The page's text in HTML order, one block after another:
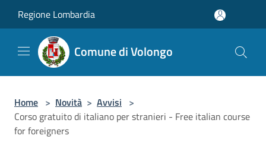
Regione Lombardia
Comune di Volongo
Home > Novità > Avvisi >
Corso gratuito di italiano per stranieri - Free italian course
for foreigners